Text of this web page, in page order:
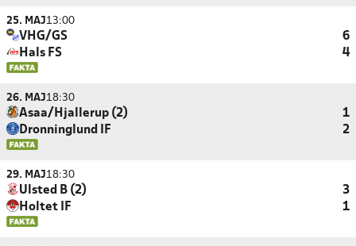
25. MAJ13:00
VHG/GS
6
Hals FS
4
26. MAJ18:30
Asaa/Hjallerup (2)
1
Dronninglund IF
2
29. MAJ18:30
Ulsted B (2)
3
Holtet IF
1